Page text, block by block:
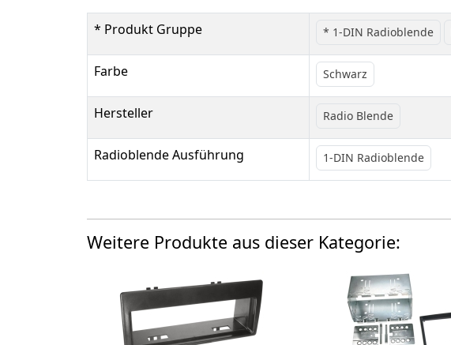
* Produkt Gruppe * 1-DIN Radioblende
Farbe Schwarz
Hersteller Radio Blende
Radioblende Ausführung 1-DIN Radioblende
Weitere Produkte aus dieser Kategorie: